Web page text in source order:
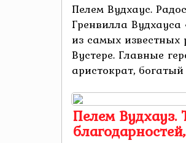
Пелем Вудхаус.
Гренвилла
из самых
Вустере. Главные
аристократ,
Пелем Вудхауз.